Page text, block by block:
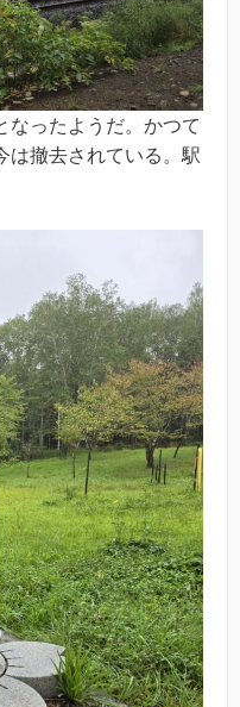
なったようだ。かつて
は撤去されている。駅